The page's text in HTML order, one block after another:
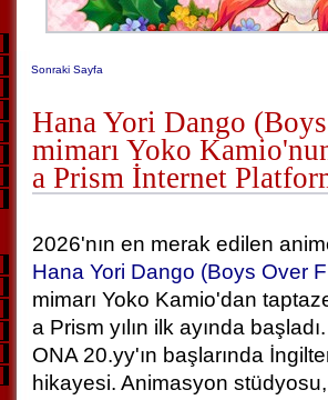
Sonraki Sayfa
Hana Yori Dango
mimarı Yoko
a Prism İnternet
2026'nın en merak edilen
Hana Yori Dango (Boys Over
mimarı Yoko Kamio'dan
a Prism yılın ilk ayında
ONA 20.yy'ın başlarında
hikayesi. Animasyon